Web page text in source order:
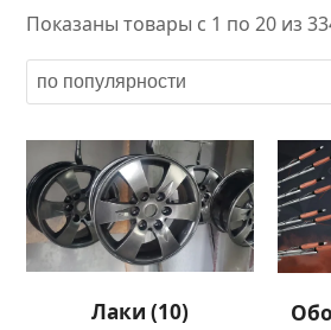
Показаны товары с 1 по 20 из
Лаки(10)